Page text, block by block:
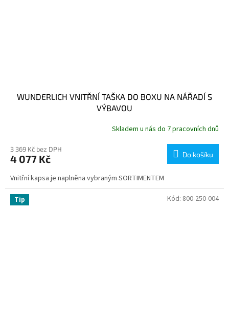
WUNDERLICH VNITŘNÍ TAŠKA DO BOXU NA NÁŘADÍ S
VÝBAVOU
Skladem u nás do 7 pracovních dnů
3 369 Kč bez DPH
4 077 Kč Do košíku
Vnitřní kapsa je naplněna vybraným SORTIMENTEM
Tip Kód: 800-250-004